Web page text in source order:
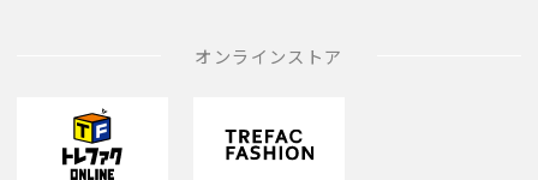
オンラインストア